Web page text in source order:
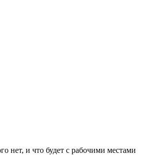
нет, и что будет с рабочими местами